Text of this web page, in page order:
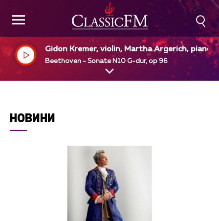
Gidon Kremer, violin, Martha Argerich, piano
Beethoven - Sonate N10 G-dur, op 96
НОВИНИ